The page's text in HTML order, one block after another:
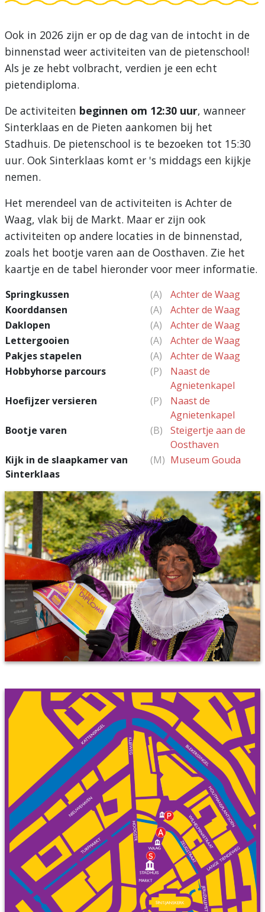
Ook in 2026 zijn er op de dag van de intocht in de
binnenstad weer activiteiten van de pietenschool!
Als je ze hebt volbracht, verdien je een echt
pietendiploma.
De activiteiten beginnen om 12:30 uur, wanneer
Sinterklaas en de Pieten aankomen bij het
Stadhuis. De pietenschool is te bezoeken tot 15:30
uur. Ook Sinterklaas komt er 's middags een kijkje
nemen.
Het merendeel van de activiteiten is Achter de
Waag, vlak bij de Markt. Maar er zijn ook
activiteiten op andere locaties in de binnenstad,
zoals het bootje varen aan de Oosthaven. Zie het
kaartje en de tabel hieronder voor meer informatie.
Springkussen (A)
Achter de Waag
Koorddansen
(A)
Achter de Waag
Daklopen
(A)
Achter de Waag
Lettergooien
(A)
Achter de Waag
Pakjes stapelen
(A)
Achter de Waag
Hobbyhorse parcours
(P)
Naast de
Agnietenkapel
Hoefijzer versieren
(P)
Naast de
Agnietenkapel
Bootje varen
(B)
Steigertje aan de
Oosthaven
Kijk in de slaapkamer van
Sinterklaas
(M) Museum Gouda